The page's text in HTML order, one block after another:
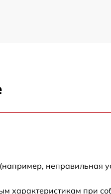
неправильная
характеристикам при